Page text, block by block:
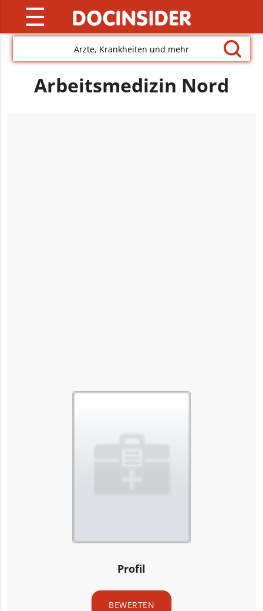
☰
Ärzte, Krankheiten und mehr
Arbeitsmedizin Nord
Profil
BEWERTEN